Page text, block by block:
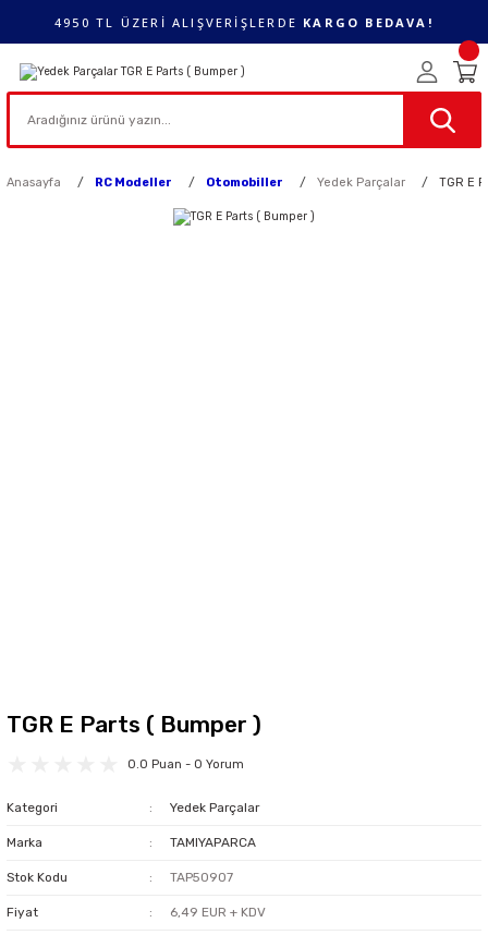
4950 TL ÜZERİ ALIŞVERİŞLERDE KARGO BEDAVA!
Anasayfa RC Modeller Otomobiller Yedek Parçalar TGR E
TGR E Parts ( Bumper )
0.0 Puan - 0 Yorum
Kategori Yedek Parçalar
Marka TAMIYAPARCA
Stok Kodu TAP50907
Fiyat 6,49 EUR + KDV